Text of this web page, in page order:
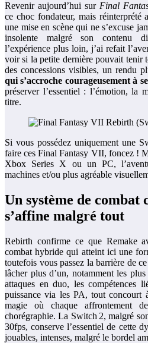
Revenir aujourd’hui sur Final
ce choc fondateur, mais réinterprété
une mise en scène qui ne s’excuse
insolente malgré son contenu
l’expérience plus loin, j’ai refait
voir si la petite dernière pouvait tenir
des concessions visibles, un rendu
qui s’accroche courageusement à
préserver l’essentiel : l’émotion, la
titre.
Si vous possédez uniquement une
faire ces Final Fantasy VII, foncez !
Xbox Series X ou un PC,
machines et/ou plus agréable
Un système de combat
s’affine malgré tout
Rebirth confirme ce que Remake
combat hybride qui atteint ici une
toutefois vous passez la barrière de
lâcher plus d’un, notamment les
attaques en duo, les compétences
puissance via les PA, tout concourt
magie où chaque affrontement
chorégraphie. La Switch 2, malgré
30fps, conserve l’essentiel de cette
jouables, intenses, malgré le bordel